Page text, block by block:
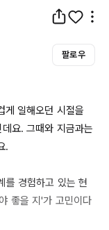
팔로우
게 일해오던 시절을
요. 그때와 지금과는
.
를 경험하고 있는 현
좋을 지'가 고민이다